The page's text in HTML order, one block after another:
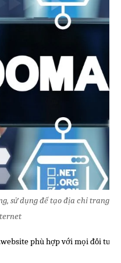
sử dụng để tạo địa chỉ trang
phù hợp với mọi đối